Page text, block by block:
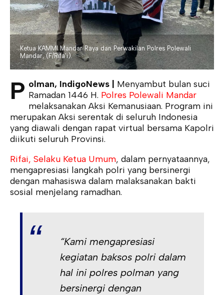
Ketua KAMMI Mandar Raya dan Perwakilan Polres Polewali
Mandar, (F/Rifa'i).
P olman, IndigoNews |
Menyambut bulan suci
Ramadan 1446 H. Polres Polewali Mandar
melaksanakan Aksi Kemanusiaan. Program ini
merupakan Aksi serentak di seluruh Indonesia
yang diawali dengan rapat virtual bersama Kapolri
diikuti seluruh Provinsi.
Rifai, Selaku Ketua Umum, dalam pernyataannya,
mengapresiasi langkah polri yang bersinergi
dengan mahasiswa dalam malaksanakan bakti
sosial menjelang ramadhan.
“Kami mengapresiasi
kegiatan baksos polri dalam
hal ini polres polman yang
bersinergi dengan